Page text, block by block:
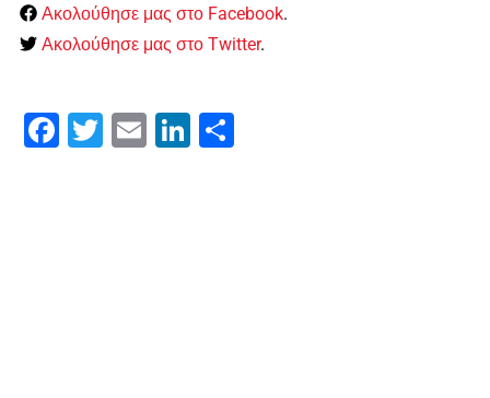
Ακολούθησε μας στο Facebook.
Ακολούθησε μας στο Twitter.
Facebook
Twitter Email LinkedIn